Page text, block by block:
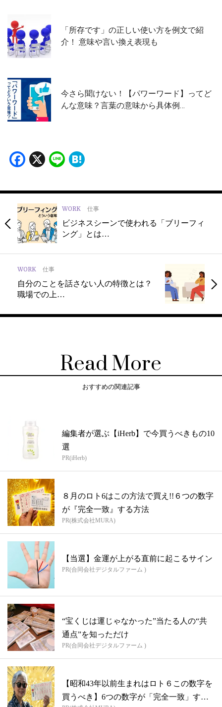
「所存です」の正しい使い方を例文で紹
介！ 意味や言い換え表現も
今さら聞けない！【パワーワード】ってど
んな意味？言葉の意味から具体例…
Facebook
X Line
WORK 仕事
ビジネスシーンで使われる「ブリーフィ
ング」とは…
WORK 仕事
自分のことを話さない人の特徴とは？
職場での上…
Read More
おすすめの関連記事
編集者が選ぶ【iHerb】で今買うべきもの10
選
PR(iHerb)
８月のロト6はこの方法で買え!!６つの数字
が『完全一致』する方法
PR(株式会社MURA)
【当選】金運が上がる直前に起こるサイン
PR(合同会社デジタルファーム )
“宝くじは運じゃなかった”当たる人の“共
通点”を知っただけ
PR(合同会社デジタルファーム )
【昭和43年以前生まれはロト６この数字を
買うべき】6つの数字が「完全一致」する